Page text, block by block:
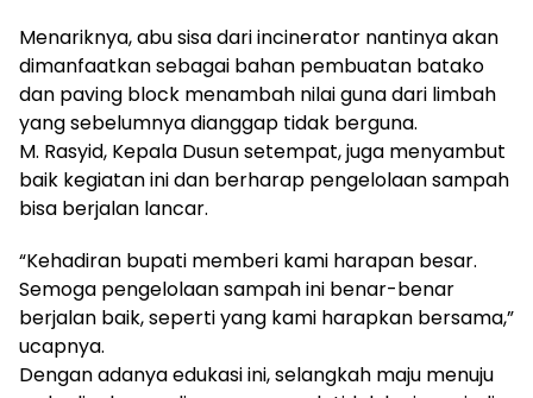
Menariknya, abu sisa dari incinerator nantinya akan
dimanfaatkan sebagai bahan pembuatan batako
dan paving block menambah nilai guna dari limbah
yang sebelumnya dianggap tidak berguna.
M. Rasyid, Kepala Dusun setempat, juga menyambut
baik kegiatan ini dan berharap pengelolaan sampah
bisa berjalan lancar.
“Kehadiran bupati memberi kami harapan besar.
Semoga pengelolaan sampah ini benar-benar
berjalan baik, seperti yang kami harapkan bersama,”
ucapnya.
Dengan adanya edukasi ini, selangkah maju menuju